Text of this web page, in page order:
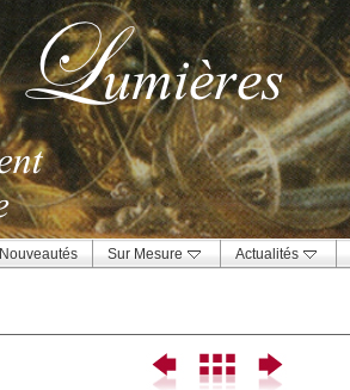
Nouveautés Sur Mesure Actualités